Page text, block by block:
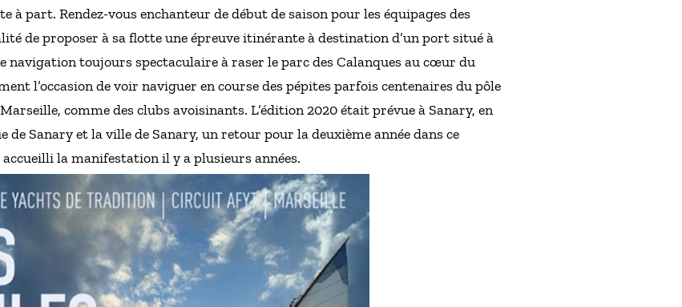
à part. Rendez-vous enchanteur de début de saison pour les équipages des
de proposer à sa flotte une épreuve itinérante à destination d’un port situé à
navigation toujours spectaculaire à raser le parc des Calanques au cœur du
l’occasion de voir naviguer en course des pépites parfois centenaires du pôle
comme des clubs avoisinants. L’édition 2020 était prévue à Sanary, en
Sanary et la ville de Sanary, un retour pour la deuxième année dans ce
la manifestation il y a plusieurs années.